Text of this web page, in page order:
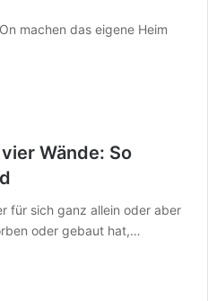
machen das eigene Heim
Wände: So
für sich ganz allein oder aber
oder gebaut hat,…